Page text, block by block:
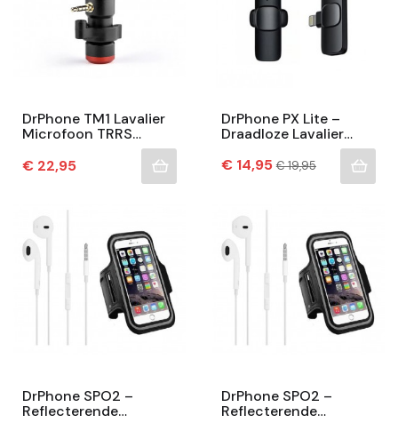
DrPhone TM1 Lavalier
Microfoon TRRS
3.5mm Jack – Clip-On
Microfoon Met
Koptelefoonaansluiting
Prijs
€ 22,95
DrPhone PX Lite –
Draadloze Lavalier
Lightning Microfoon -
Draagbare Opname
Prijs
€ 14,95Normale
prijs
€ 19,95
DrPhone SPO2 –
Reflecterende
DrPhone SPO2 –
Reflecterende